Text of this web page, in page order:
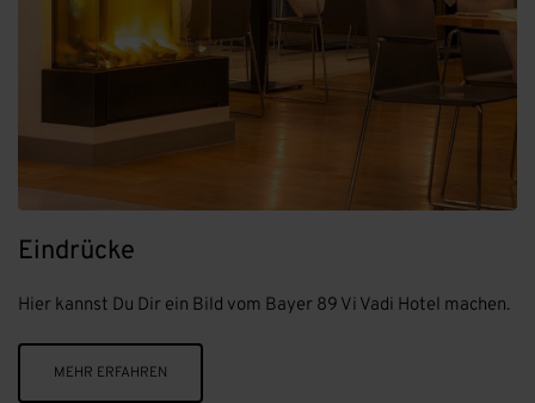
Eindrücke
Hier kannst Du Dir ein Bild vom Bayer 89 Vi Vadi Hotel machen.
MEHR ERFAHREN